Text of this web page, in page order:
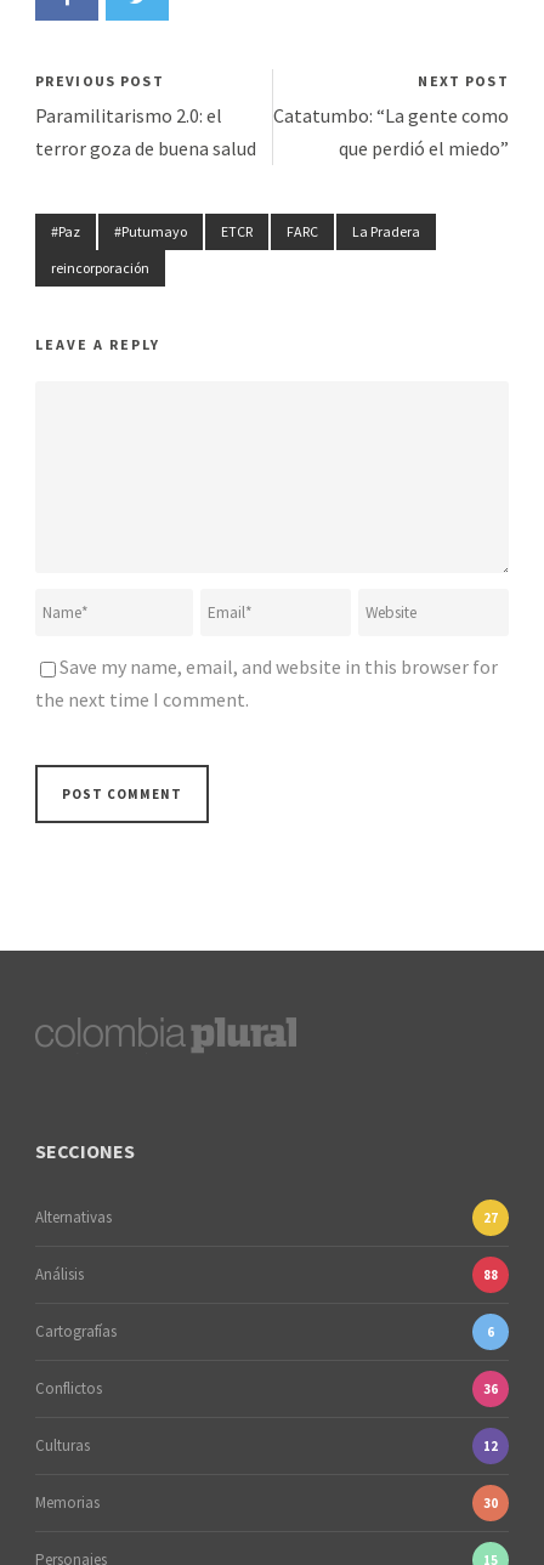
PREVIOUS POST
Paramilitarismo 2.0: el
terror goza de buena salud
NEXT POST
Catatumbo: “La gente como
que perdió el miedo”
#Paz #Putumayo ETCR FARC
La Pradera
reincorporación
LEAVE A REPLY
Save my name, email, and website in this browser for
the next time I comment.
SECCIONES
Alternativas 27
Análisis 88
Cartografías 6
Conflictos 36
Culturas 12
Memorias 30
Personajes 15